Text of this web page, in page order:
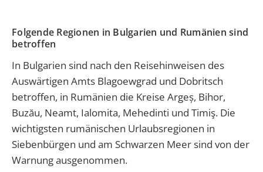
Folgende Regionen in Bulgarien und Rumänien sind
betroffen
In Bulgarien sind nach den Reisehinweisen des
Auswärtigen Amts Blagoewgrad und Dobritsch
betroffen, in Rumänien die Kreise Argeș, Bihor,
Buzău, Neamt, Ialomita, Mehedinti und Timiş. Die
wichtigsten rumänischen Urlaubsregionen in
Siebenbürgen und am Schwarzen Meer sind von der
Warnung ausgenommen.